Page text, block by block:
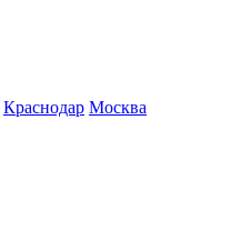
Краснодар Москва